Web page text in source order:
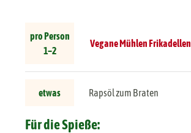
pro Person
1–2
Vegane Mühlen Frikadellen
etwas Rapsöl zum Braten
Für die Spieße: